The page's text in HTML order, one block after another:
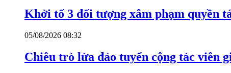
Khởi tố 3 đối tượng xâm phạm quyền
05/08/2026 08:32
Chiêu trò lừa đảo tuyển cộng tác viên